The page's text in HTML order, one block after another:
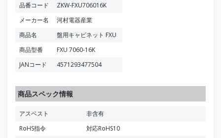
品番コード
ZKW-FXU706016K
メーカー名
河村電器産業
商品名
盤用キャビネット FXU
商品型番
FXU 7060-16K
JANコード
4571293477504
商品スペック情報
アスベスト
非含有
RoHS指令
対応RoHS10